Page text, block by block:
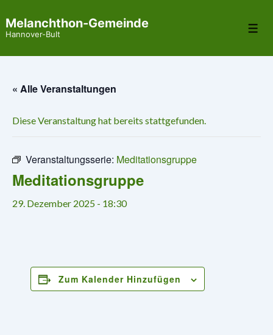
Zum
Melanchthon-Gemeinde
Hannover-Bult
« Alle Veranstaltungen
Diese Veranstaltung hat bereits stattgefunden.
Veranstaltungsserie: Meditationsgruppe
Meditationsgruppe
29. Dezember 2025 - 18:30
Zum Kalender Hinzufügen